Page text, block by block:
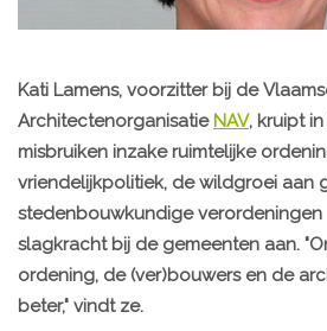
Kati Lamens, voorzitter bij de
Architectenorganisatie NAV, kruipt
misbruiken inzake ruimtelijke
vriendelijkpolitiek, de wildgroei aan
stedenbouwkundige
slagkracht bij de gemeenten aan.
ordening, de (ver)bouwers en de
beter," vindt ze.